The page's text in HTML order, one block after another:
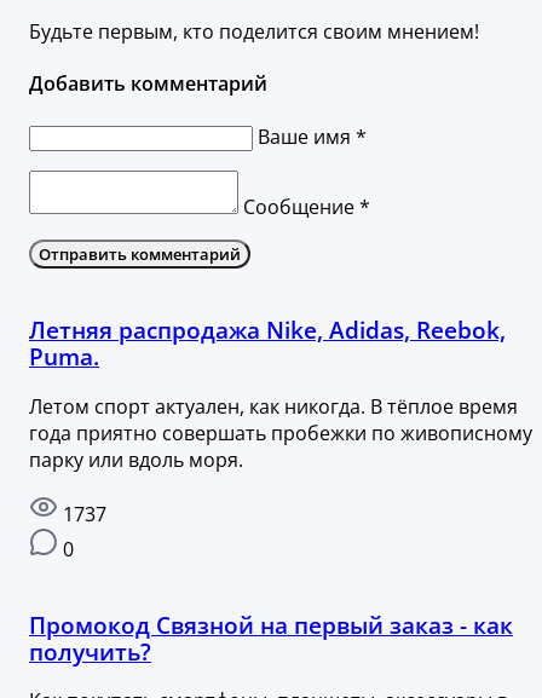
Будьте первым, кто поделится своим мнением!
Добавить комментарий
Ваше имя *
Сообщение *
Отправить комментарий
Летняя распродажа Nike, Adidas, Reebok,
Puma.
Летом спорт актуален, как никогда. В тёплое время
года приятно совершать пробежки по живописному
парку или вдоль моря.
1737
0
Промокод Связной на первый заказ - как
получить?